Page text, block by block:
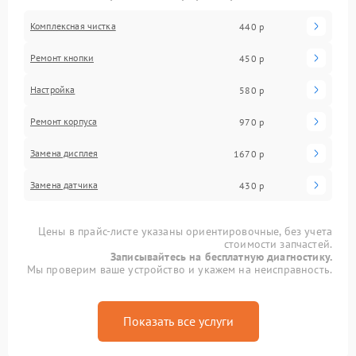
Комплексная чистка 440 р
Ремонт кнопки 450 р
Настройка 580 р
Ремонт корпуса 970 р
Замена дисплея 1670 р
Замена датчика 430 р
Цены в прайс-листе указаны ориентировочные, без учета
стоимости запчастей.
Записывайтесь на бесплатную диагностику.
Мы проверим ваше устройство и укажем на неисправность.
Показать все услуги